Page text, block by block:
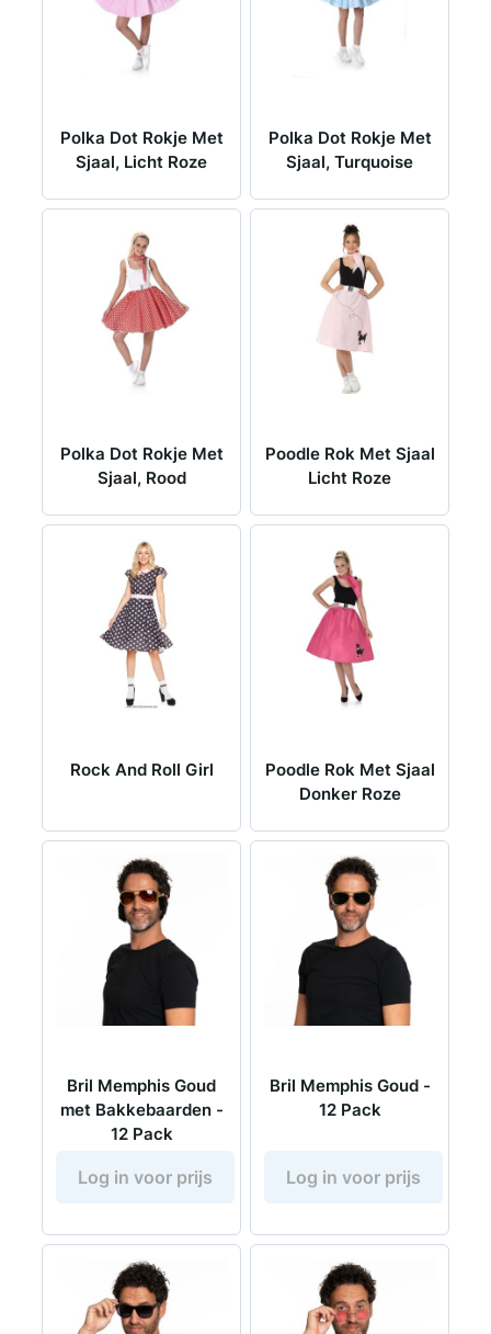
Polka Dot Rokje Met
Sjaal, Licht Roze
Polka Dot Rokje Met
Sjaal, Turquoise
Polka Dot Rokje Met
Sjaal, Rood
Poodle Rok Met Sjaal
Licht Roze
Rock And Roll Girl
Poodle Rok Met Sjaal
Donker Roze
Bril Memphis Goud
met Bakkebaarden -
12 Pack
Log in voor prijs
Bril Memphis Goud -
12 Pack
Log in voor prijs